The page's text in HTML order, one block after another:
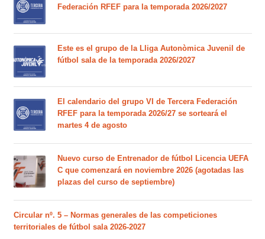
Federación RFEF para la temporada 2026/2027
Este es el grupo de la Lliga Autonòmica Juvenil de
fútbol sala de la temporada 2026/2027
El calendario del grupo VI de Tercera Federación
RFEF para la temporada 2026/27 se sorteará el
martes 4 de agosto
Nuevo curso de Entrenador de fútbol Licencia UEFA
C que comenzará en noviembre 2026 (agotadas las
plazas del curso de septiembre)
Circular nº. 5 – Normas generales de las competiciones
territoriales de fútbol sala 2026-2027